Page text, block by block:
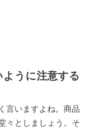
ように注意する
言いますよね。商品
々としましょう。そ